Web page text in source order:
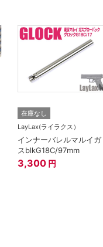
在庫なし
LayLax(ライラクス）
インナーバレルマルイガ
スblkG18C/97mm
3,300 円